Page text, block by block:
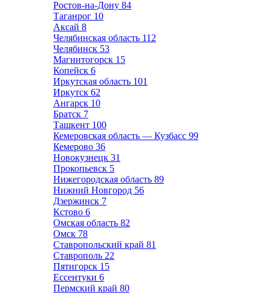
Ростов-на-Дону 84
Таганрог 10
Аксай 8
Челябинская область 112
Челябинск 53
Магнитогорск 15
Копейск 6
Иркутская область 101
Иркутск 62
Ангарск 10
Братск 7
Ташкент 100
Кемеровская область — Кузбасс 99
Кемерово 36
Новокузнецк 31
Прокопьевск 5
Нижегородская область 89
Нижний Новгород 56
Дзержинск 7
Кстово 6
Омская область 82
Омск 78
Ставропольский край 81
Ставрополь 22
Пятигорск 15
Ессентуки 6
Пермский край 80